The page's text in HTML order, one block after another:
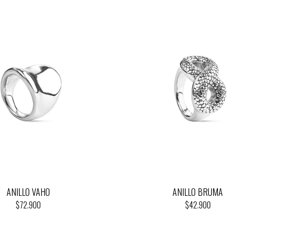
ANILLO VAHO
$72.900
ANILLO BRUMA
$42.900